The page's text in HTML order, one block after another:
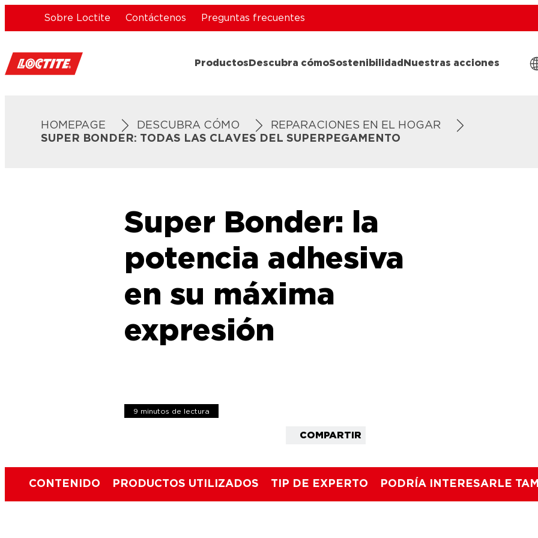
Sobre Loctite Contáctenos Preguntas frecuentes
Productos Descubra cómoSostenibilidad Nuestras acciones
HOMEPAGE DESCUBRA CÓMO
REPARACIONES EN EL HOGAR
SUPER BONDER: TODAS LAS CLAVES DEL SUPERPEGAMENTO
Super Bonder: la
potencia adhesiva
en su máxima
expresión
9 minutos de lectura
COMPARTIR
CONTENIDO PRODUCTOS UTILIZADOS TIP DE EXPERTO PODRÍA INTERESARLE